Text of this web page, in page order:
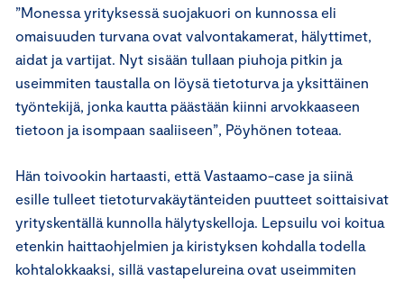
”Monessa yrityksessä suojakuori on kunnossa eli
omaisuuden turvana ovat valvontakamerat, hälyttimet,
aidat ja vartijat. Nyt sisään tullaan piuhoja pitkin ja
useimmiten taustalla on löysä tietoturva ja yksittäinen
työntekijä, jonka kautta päästään kiinni arvokkaaseen
tietoon ja isompaan saaliiseen”, Pöyhönen toteaa.
Hän toivookin hartaasti, että Vastaamo-case ja siinä
esille tulleet tietoturvakäytänteiden puutteet soittaisivat
yrityskentällä kunnolla hälytyskelloja. Lepsuilu voi koitua
etenkin haittaohjelmien ja kiristyksen kohdalla todella
kohtalokkaaksi, sillä vastapelureina ovat useimmiten